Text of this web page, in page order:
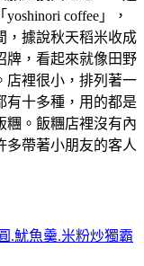
coffee」，
，據說秋天稻米收成
牌，看起來就像田野
店裡很小，排列著一
有十多種，用的都是
糰。飯糰店裡沒有內
多帶著小朋友的客人
.魷魚羹.米粉炒獨霸